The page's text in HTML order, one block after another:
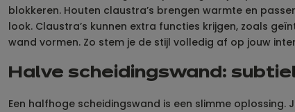
blokkeren. Houten claustra’s brengen warmte en
look. Claustra’s kunnen extra functies krijgen, zoals
wand vormen. Zo stem je de stijl volledig af op jouw
Halve scheidingswand:
Een halfhoge scheidingswand is een slimme